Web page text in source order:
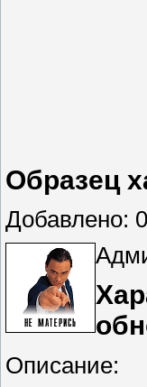
Образец
Добавлено:
Описание: